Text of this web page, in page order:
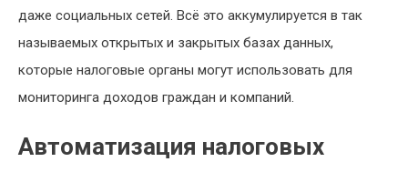
даже социальных сетей. Всё это аккумулируется в так
называемых открытых и закрытых базах данных,
которые налоговые органы могут использовать для
мониторинга доходов граждан и компаний.
Автоматизация налоговых